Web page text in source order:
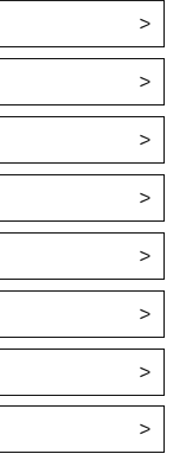
＞
＞
＞
＞
＞
＞
＞
＞